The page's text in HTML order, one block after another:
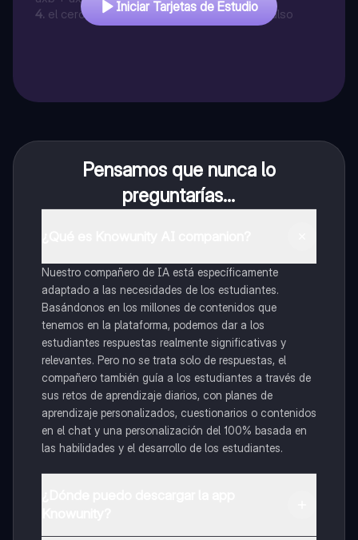
4. el cero no es un número real verdadero/falso
Iniciar Tarjetas de Estudio
Pensamos que nunca lo
preguntarías...
Nuestro compañero de IA está específicamente
adaptado a las necesidades de los estudiantes.
Basándonos en los millones de contenidos que
tenemos en la plataforma, podemos dar a los
estudiantes respuestas realmente significativas y
relevantes. Pero no se trata solo de respuestas, el
compañero también guía a los estudiantes a través de
sus retos de aprendizaje diarios, con planes de
aprendizaje personalizados, cuestionarios o contenidos
en el chat y una personalización del 100% basada en
las habilidades y el desarrollo de los estudiantes.